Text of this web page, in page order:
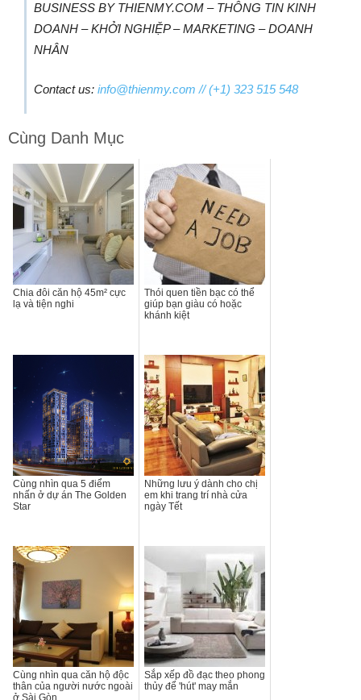
BUSINESS BY THIENMY.COM – THÔNG TIN KINH
DOANH – KHỞI NGHIỆP – MARKETING – DOANH
NHÂN
Contact us: info@thienmy.com // (+1) 323 515 548
Cùng Danh Mục
Chia đôi căn hộ 45m² cực
lạ và tiện nghi
Thói quen tiền bạc có thể
giúp bạn giàu có hoặc
khánh kiệt
Cùng nhìn qua 5 điểm
nhấn ở dự án The Golden
Star
Những lưu ý dành cho chị
em khi trang trí nhà cửa
ngày Tết
Cùng nhìn qua căn hộ độc
thân của người nước ngoài
ở Sài Gòn
Sắp xếp đồ đạc theo phong
thủy để 'hút' may mắn